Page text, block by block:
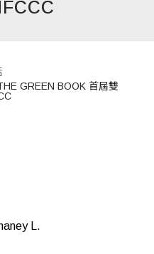
GREEN BOOK 首屆雙
L.